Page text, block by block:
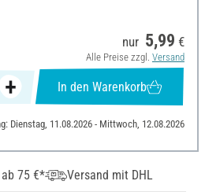
nur 5,99 €
Alle Preise zzgl. Versand
In den Warenkorb
Dienstag, 11.08.2026 - Mittwoch, 12.08.2026
75 €*
Versand mit DHL